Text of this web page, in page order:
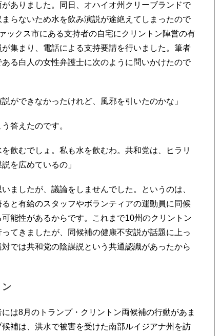
ありました。同日、オハイオ州クリーブランドで
らないため水を飲み演説が途絶えてしまったので
ックス市にある支持者の自宅にクリントン陣営の有
集まり、電話による支持要請を行いました。筆者
る白人の女性弁護士に次のように問いかけたので
ができなかったけれど、風邪を引いたのかな」
答えたのです。
飲むでしょ。私も水を飲むわ。共和党は、ヒラリ
を広めているの」
ましたが、議論をしませんでした。というのは、
と有給のスタッフやボランティアの運動員に同候
能性があるからです。これまで10州のクリントン
てきましたが、同候補の健康不安説が話題に上っ
では共和党の陰謀説という共通認識があったから
は8月のトランプ・クリントン両候補の行動があま
補は、洪水で被害を受けた南部ルイジアナ州を訪